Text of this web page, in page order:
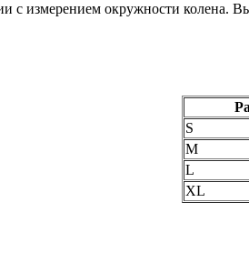
с измерением окружности колена.
S
M
L
XL